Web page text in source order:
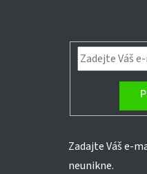
Zadajte Váš e-
neunikne.